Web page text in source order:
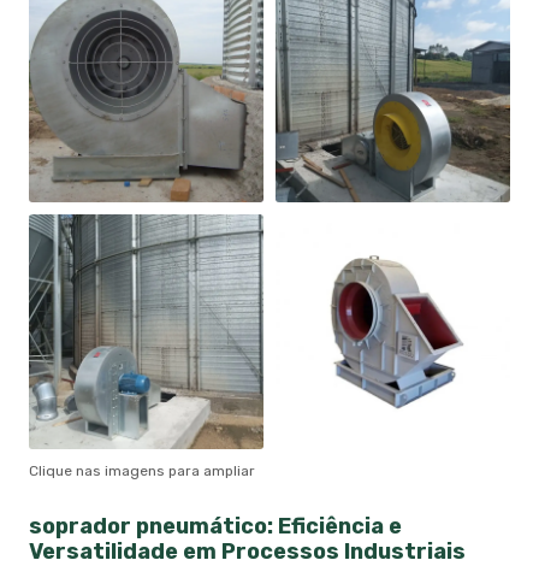
Clique nas imagens para ampliar
soprador pneumático: Eficiência e
Versatilidade em Processos Industriais